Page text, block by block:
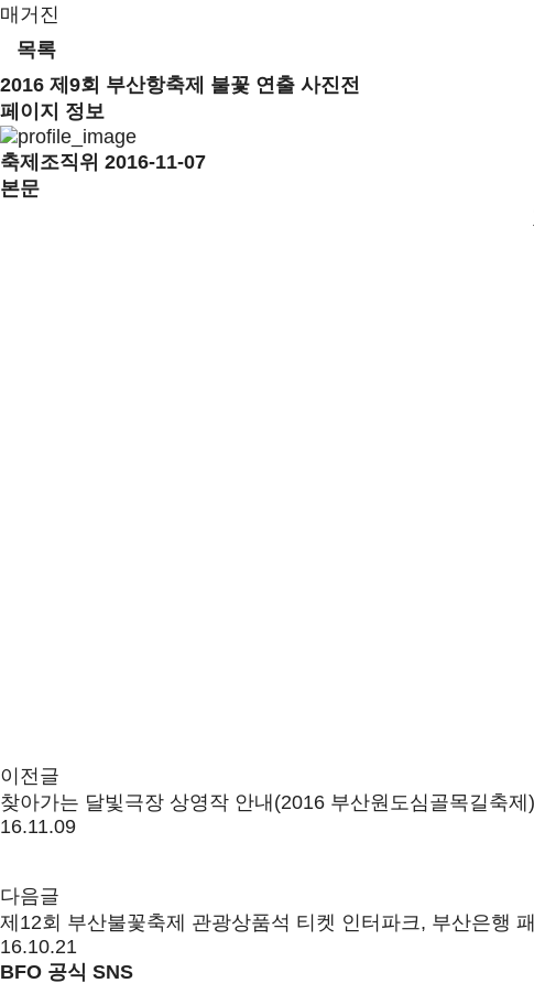
매거진
목록
2016 제9회 부산항축제 불꽃 연출 사진전
페이지 정보
축제조직위 2016-11-07
본문
이전글
찾아가는 달빛극장 상영작 안내(2016 부산원도심골목길축제)
16.11.09
다음글
제12회 부산불꽃축제 관광상품석 티켓 인터파크, 부산은행
16.10.21
BFO 공식 SNS